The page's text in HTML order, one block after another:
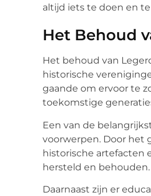
altijd iets te doen en
Het Behoud
Het behoud van
historische
gaande om ervoor te
toekomstige
Een van de
voorwerpen. Door het
historische artefacten
hersteld en behouden.
Daarnaast zijn er